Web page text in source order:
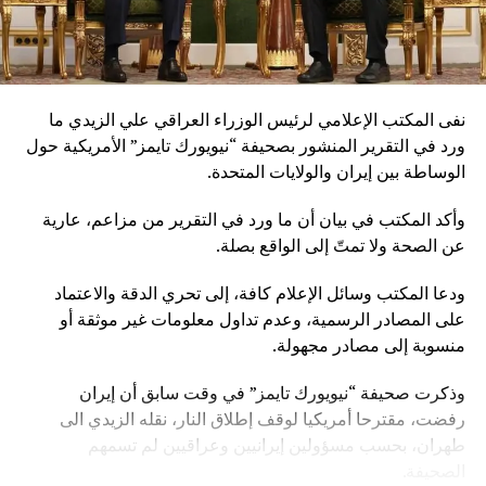
نفى المكتب الإعلامي لرئيس الوزراء العراقي علي الزيدي ما
ورد في التقرير المنشور بصحيفة “نيويورك تايمز” الأمريكية حول
الوساطة بين إيران والولايات المتحدة.
وأكد المكتب في بيان أن ما ورد في التقرير من مزاعم، عارية
عن الصحة ولا تمتّ إلى الواقع بصلة.
ودعا المكتب وسائل الإعلام كافة، إلى تحري الدقة والاعتماد
على المصادر الرسمية، وعدم تداول معلومات غير موثقة أو
منسوبة إلى مصادر مجهولة.
وذكرت صحيفة “نيويورك تايمز” في وقت سابق أن إيران
رفضت، مقترحا أمريكيا لوقف إطلاق النار، نقله الزيدي الى
طهران، بحسب مسؤولين إيرانيين وعراقيين لم تسمهم